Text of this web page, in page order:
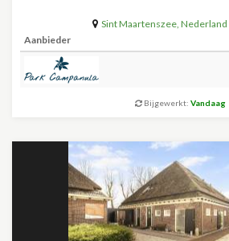
Sint Maartenszee, Nederland
Aanbieder
Bijgewerkt: Vandaag